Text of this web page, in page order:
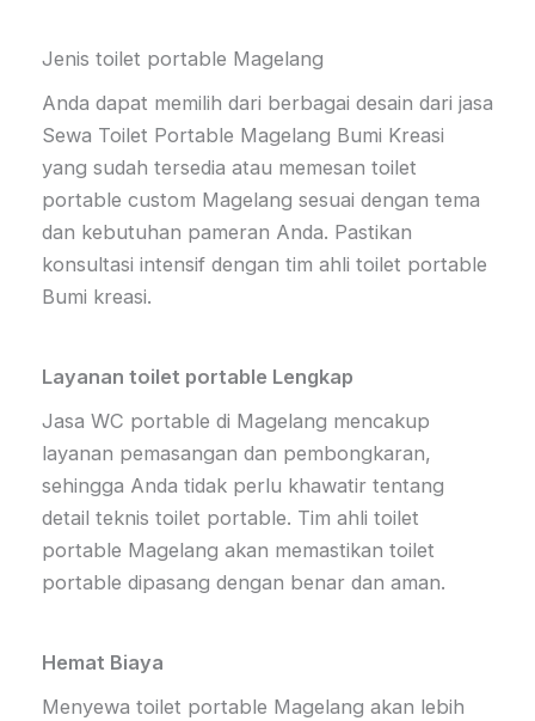
Jenis toilet portable Magelang
Anda dapat memilih dari berbagai desain dari jasa
Sewa Toilet Portable Magelang Bumi Kreasi
yang sudah tersedia atau memesan toilet
portable custom Magelang sesuai dengan tema
dan kebutuhan pameran Anda. Pastikan
konsultasi intensif dengan tim ahli toilet portable
Bumi kreasi.
Layanan toilet portable Lengkap
Jasa WC portable di Magelang mencakup
layanan pemasangan dan pembongkaran,
sehingga Anda tidak perlu khawatir tentang
detail teknis toilet portable. Tim ahli toilet
portable Magelang akan memastikan toilet
portable dipasang dengan benar dan aman.
Hemat Biaya
Menyewa toilet portable Magelang akan lebih